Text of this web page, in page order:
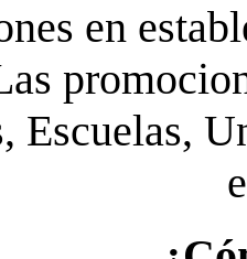
en
Escuelas,